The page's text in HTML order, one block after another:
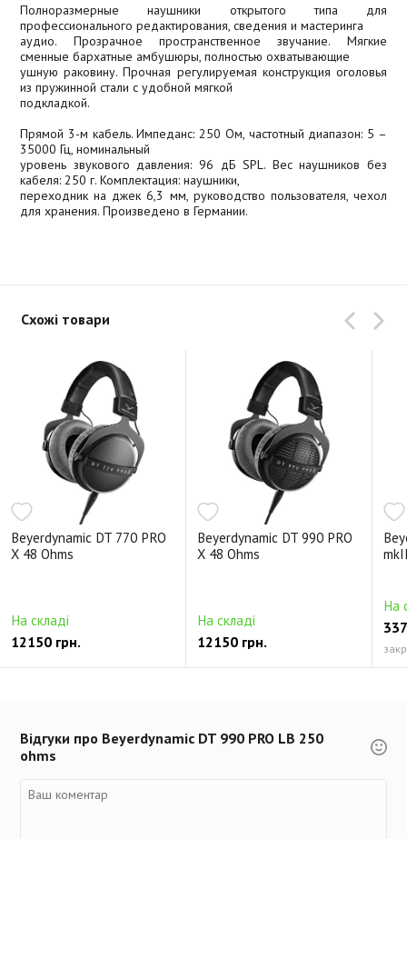
Полноразмерные наушники открытого типа для
профессионального редактирования, сведения и мастеринга
аудио. Прозрачное пространственное звучание. Мягкие
сменные бархатные амбушюры, полностью охватывающие
ушную раковину. Прочная регулируемая конструкция оголовья
из пружинной стали с удобной мягкой
подкладкой.
Прямой 3-м кабель. Импеданс: 250 Ом, частотный диапазон: 5 –
35000 Гц, номинальный
уровень звукового давления: 96 дБ SPL. Вес наушников без
кабеля: 250 г. Комплектация: наушники,
переходник на джек 6,3 мм, руководство пользователя, чехол
для хранения. Произведено в Германии.
Схожі товари
Beyerdynamic DT 770 PRO
X 48 Ohms
На складі
12150 грн.
Beyerdynamic DT 990 PRO
X 48 Ohms
На складі
12150 грн.
На
Відгуки про Beyerdynamic DT 990 PRO LB 250
ohms